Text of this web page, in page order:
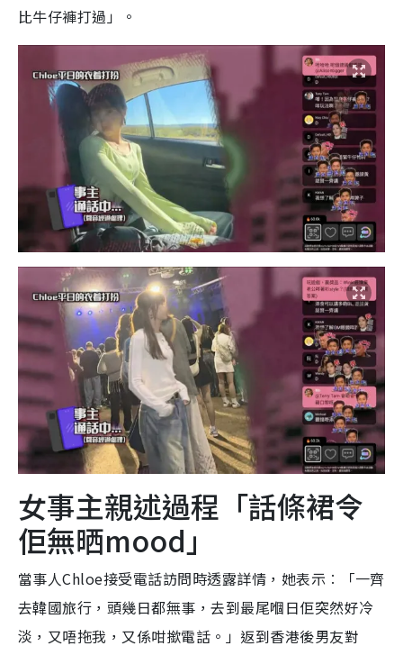
比牛仔褲打過」。
女事主親述過程「話條裙令
佢無晒mood」
當事人Chloe接受電話訪問時透露詳情，她表示︰「一齊
去韓國旅行，頭幾日都無事，去到最尾嗰日佢突然好冷
淡，又唔拖我，又係咁撳電話。」返到香港後男友對